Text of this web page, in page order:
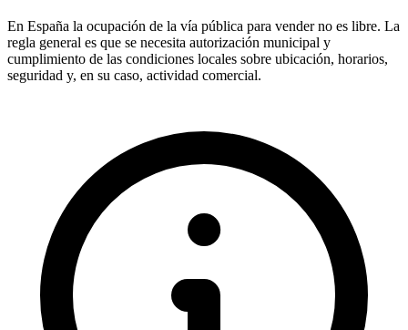
En España la ocupación de la vía pública para vender no es libre. La
regla general es que se necesita autorización municipal y
cumplimiento de las condiciones locales sobre ubicación, horarios,
seguridad y, en su caso, actividad comercial.